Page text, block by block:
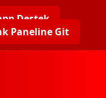
Destek
Paneline Git